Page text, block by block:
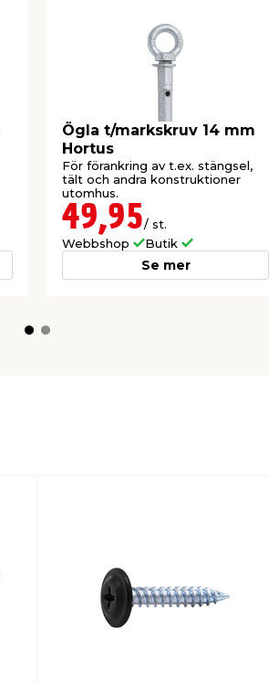
Ögla t/markskruv 14 mm
Hortus
För förankring av t.ex. stängsel,
tält och andra konstruktioner
utomhus.
49,95/ st.
Webbshop
Butik
Se mer